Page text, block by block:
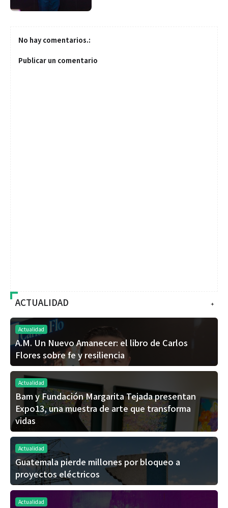
No hay comentarios.:
Publicar un comentario
+
ACTUALIDAD
Actualidad
A.M. Un Nuevo Amanecer: el libro de Carlos
Flores sobre fe y resiliencia
Actualidad
Bam y Fundación Margarita Tejada presentan
Expo13, una muestra de arte que transforma
vidas
Actualidad
Guatemala pierde millones por bloqueo a
proyectos eléctricos
Actualidad